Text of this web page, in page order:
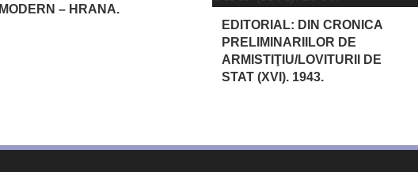
MODERN – HRANA.
EDITORIAL: DIN CRONICA
PRELIMINARIILOR DE
ARMISTIŢIU/LOVITURII DE
STAT (XVI). 1943.